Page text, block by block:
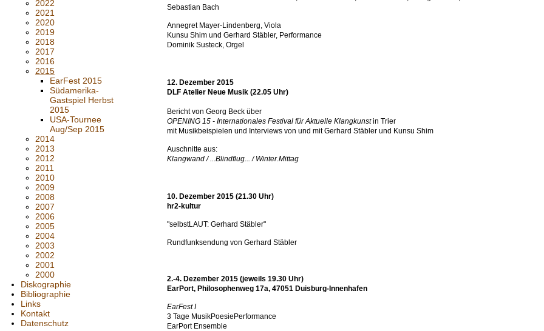
2022
2021
2020
2019
2018
2017
2016
2015
EarFest 2015
Südamerika-
Gastspiel Herbst
2015
USA-Tournee
Aug/Sep 2015
2014
2013
2012
2011
2010
2009
2008
2007
2006
2005
2004
2003
2002
2001
2000
Diskographie
Bibliographie
Links
Kontakt
Datenschutz
Sebastian Bach
Annegret Mayer-Lindenberg, Viola
Kunsu Shim und Gerhard Stäbler, Performance
Dominik Susteck, Orgel
12. Dezember 2015
DLF Atelier Neue Musik (22.05 Uhr)
Bericht von Georg Beck über
OPENING 15 - Internationales Festival für Aktuelle Klangkunstin Trier
mit Musikbeispielen und Interviews von und mit Gerhard Stäbler und Kunsu Shim
Auschnitte aus:
Klangwand / ...Blindflug... / Winter.Mittag
10. Dezember 2015 (21.30 Uhr)
hr2-kultur
"selbstLAUT: Gerhard Stäbler"
Rundfunksendung von Gerhard Stäbler
2.-4. Dezember 2015 (jeweils 19.30 Uhr)
EarPort, Philosophenweg 17a, 47051 Duisburg-Innenhafen
EarFest I
3 Tage MusikPoesiePerformance
EarPort Ensemble